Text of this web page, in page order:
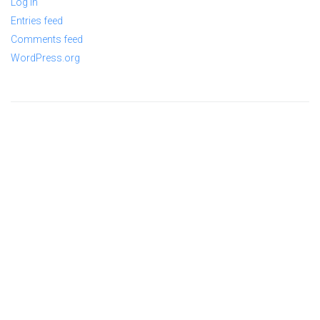
Entries feed
Comments feed
WordPress.org